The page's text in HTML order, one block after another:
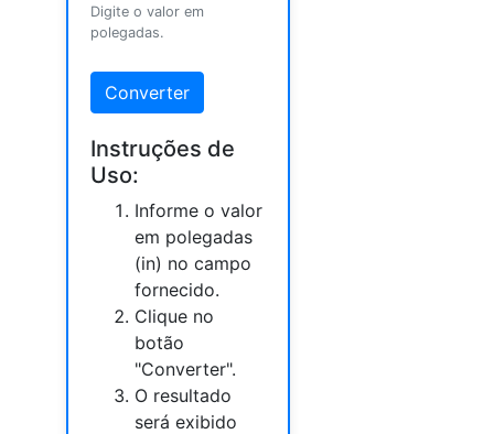
Digite o valor em
polegadas.
Converter
Instruções de
Uso:
Informe o valor
em polegadas
(in) no campo
fornecido.
Clique no
botão
"Converter".
O resultado
será exibido